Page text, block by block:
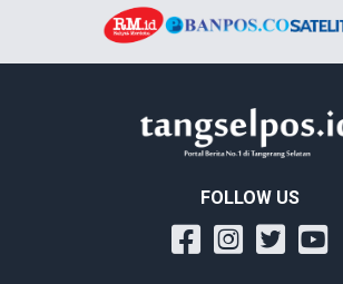
FOLLOW US